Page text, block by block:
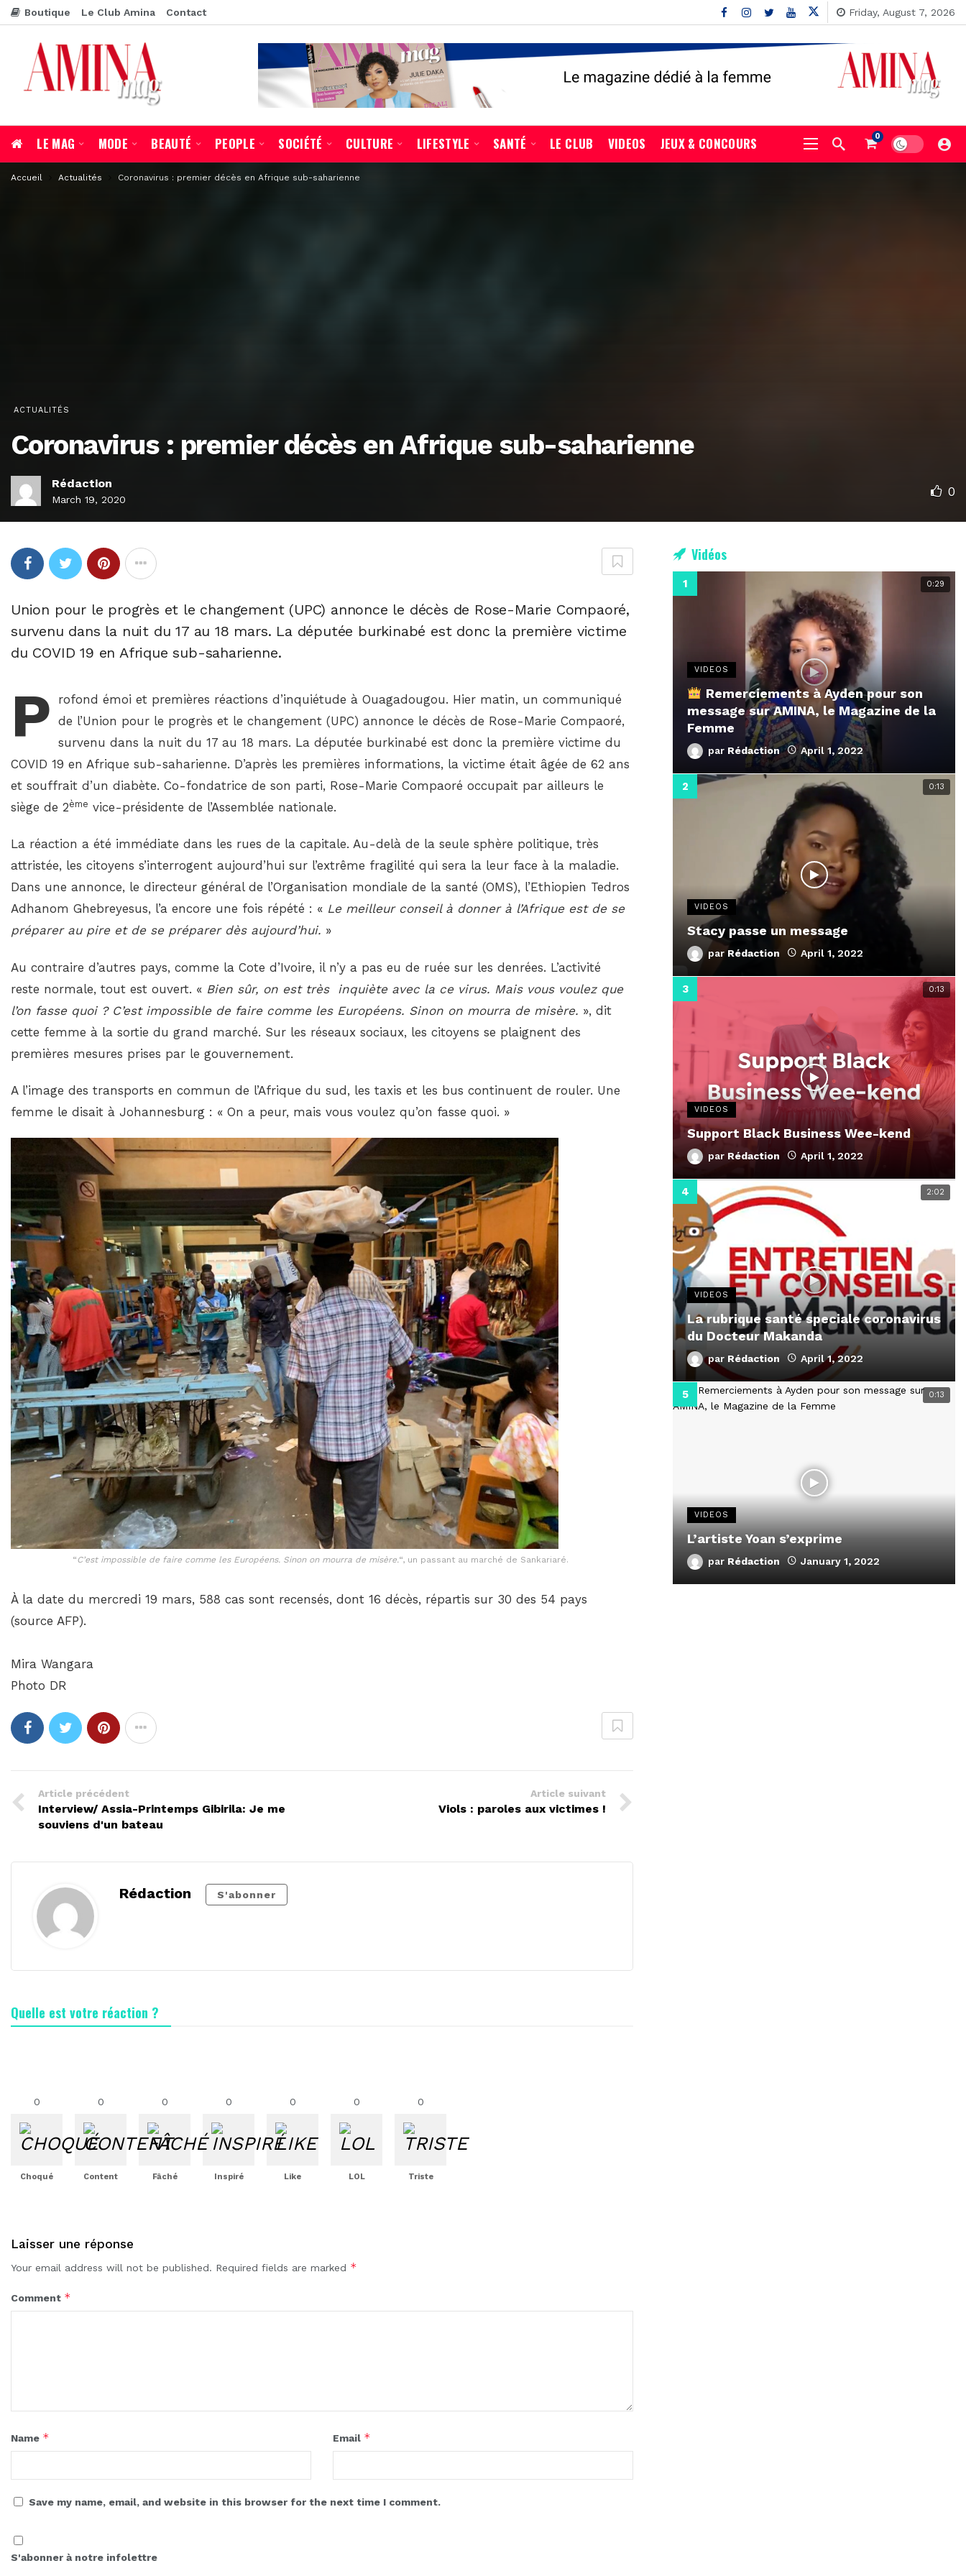
Boutique Le Club Amina Contact Friday, August 7, 2026
LE MAG MODE BEAUTÉ PEOPLE SOCIÉTÉ CULTURE LIFESTYLE SANTÉ LE CLUB VIDEOS JEUX & CONCOURS 0
Accueil Actualités Coronavirus : premier décès en Afrique sub-saharienne
ACTUALITÉS
Coronavirus : premier décès en Afrique sub-saharienne
Rédaction
March 19, 2020
0
Union pour le progrès et le changement (UPC) annonce le décès de Rose-Marie Compaoré,
survenu dans la nuit du 17 au 18 mars. La députée burkinabé est donc la première victime
du COVID 19 en Afrique sub-saharienne.
P
rofond émoi et premières réactions d’inquiétude à Ouagadougou. Hier matin, un communiqué
de l’Union pour le progrès et le changement (UPC) annonce le décès de Rose-Marie Compaoré,
survenu dans la nuit du 17 au 18 mars. La députée burkinabé est donc la première victime du
COVID 19 en Afrique sub-saharienne. D’après les premières informations, la victime était âgée de 62 ans
et souffrait d’un diabète. Co-fondatrice de son parti, Rose-Marie Compaoré occupait par ailleurs le
siège de 2ème vice-présidente de l’Assemblée nationale.
La réaction a été immédiate dans les rues de la capitale. Au-delà de la seule sphère politique, très
attristée, les citoyens s’interrogent aujourd’hui sur l’extrême fragilité qui sera la leur face à la maladie.
Dans une annonce, le directeur général de l’Organisation mondiale de la santé (OMS), l’Ethiopien Tedros
Adhanom Ghebreyesus, l’a encore une fois répété : « Le meilleur conseil à donner à l’Afrique est de se
préparer au pire et de se préparer dès aujourd’hui. »
Au contraire d’autres pays, comme la Cote d’Ivoire, il n’y a pas eu de ruée sur les denrées. L’activité
reste normale, tout est ouvert. « Bien sûr, on est très inquiète avec la ce virus. Mais vous voulez que
l’on fasse quoi ? C’est impossible de faire comme les Européens. Sinon on mourra de misère. », dit
cette femme à la sortie du grand marché. Sur les réseaux sociaux, les citoyens se plaignent des
premières mesures prises par le gouvernement.
A l’image des transports en commun de l’Afrique du sud, les taxis et les bus continuent de rouler. Une
femme le disait à Johannesburg : « On a peur, mais vous voulez qu’on fasse quoi. »
“C’est impossible de faire comme les Européens. Sinon on mourra de misère. “, un passant au marché de Sankariaré.
À la date du mercredi 19 mars, 588 cas sont recensés, dont 16 décès, répartis sur 30 des 54 pays
(source AFP).
Mira Wangara
Photo DR
Article précédent
Interview/ Assia-Printemps Gibirila: Je me
souviens d'un bateau
Article suivant
Viols : paroles aux victimes !
Rédaction S'abonner
Quelle est votre réaction ?
0
Choqué
0
Content
0
Fâché
0
Inspiré
0
Like
0
LOL
0
Triste
Laisser une réponse
Your email address will not be published. Required fields are marked *
Comment *
Name * Email *
Save my name, email, and website in this browser for the next time I comment.
S'abonner à notre infolettre
Vidéos
0:29
VIDEOS
Remerciements à Ayden pour son
message sur AMINA, le Magazine de la
Femme
par Rédaction April 1, 2022
0:13
VIDEOS
Stacy passe un message
parRédaction April 1, 2022
0:13
VIDEOS
Support Black Business Wee-kend
par Rédaction April 1, 2022
2:02
VIDEOS
La rubrique santé speciale coronavirus
du Docteur Makanda
par Rédaction April 1, 2022
0:13
VIDEOS
L’artiste Yoan s’exprime
par Rédaction January 1, 2022